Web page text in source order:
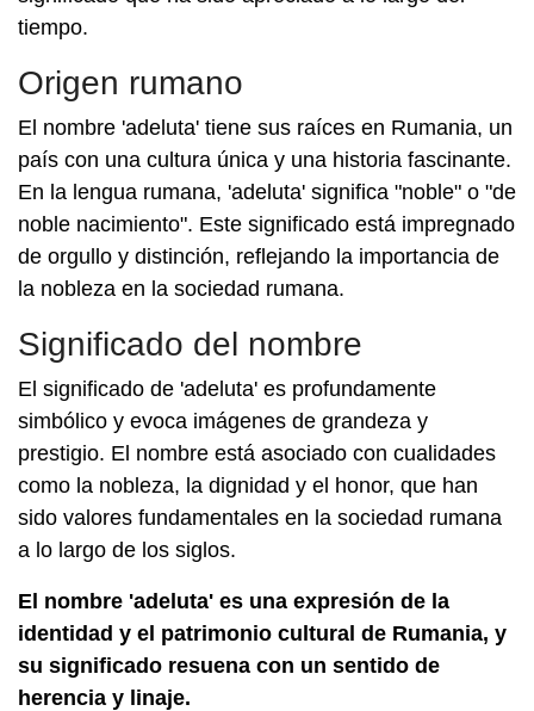
tiempo.
Origen rumano
El nombre 'adeluta' tiene sus raíces en Rumania, un
país con una cultura única y una historia fascinante.
En la lengua rumana, 'adeluta' significa "noble" o "de
noble nacimiento". Este significado está impregnado
de orgullo y distinción, reflejando la importancia de
la nobleza en la sociedad rumana.
Significado del nombre
El significado de 'adeluta' es profundamente
simbólico y evoca imágenes de grandeza y
prestigio. El nombre está asociado con cualidades
como la nobleza, la dignidad y el honor, que han
sido valores fundamentales en la sociedad rumana
a lo largo de los siglos.
El nombre 'adeluta' es una expresión de la
identidad y el patrimonio cultural de Rumania, y
su significado resuena con un sentido de
herencia y linaje.